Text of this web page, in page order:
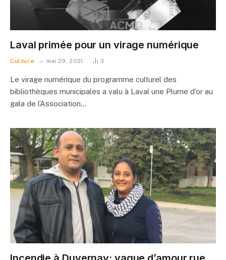
Laval primée pour un virage numérique
Culture mai 29, 2021 3
Le virage numérique du programme culturel des
bibliothèques municipales a valu à Laval une Plume d’or au
gala de l’Association…